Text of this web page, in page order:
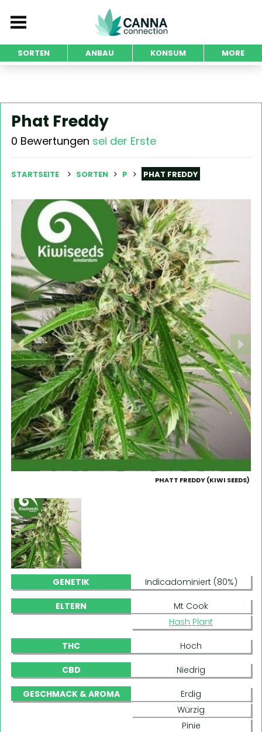
SORTEN ANBAU KONSUM MORE
Phat Freddy
0 Bewertungen sei der Erste
STARTSEITE SORTEN P PHAT FREDDY
PHATT FREDDY (KIWI SEEDS)
GENETIK Indicadominiert (80%)
ELTERN
Mt Cook
Hash Plant
THC Hoch
CBD Niedrig
GESCHMACK & AROMA
Erdig
Würzig
Pinie